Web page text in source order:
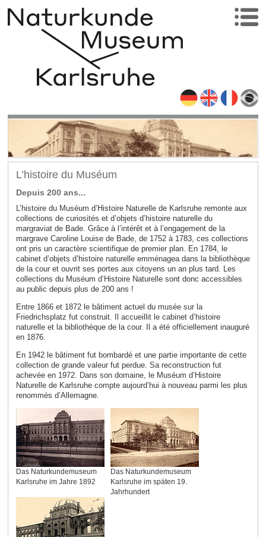
L’histoire du Muséum
Depuis 200 ans...
L’histoire du Muséum d’Histoire Naturelle de Karlsruhe remonte aux
collections de curiosités et d’objets d’histoire naturelle du
margraviat de Bade. Grâce à l’intérêt et à l’engagement de la
margrave Caroline Louise de Bade, de 1752 à 1783, ces collections
ont pris un caractère scientifique de premier plan. En 1784, le
cabinet d’objets d’histoire naturelle emménagea dans la bibliothèque
de la cour et ouvrit ses portes aux citoyens un an plus tard. Les
collections du Muséum d’Histoire Naturelle sont donc accessibles
au public depuis plus de 200 ans !
Entre 1866 et 1872 le bâtiment actuel du musée sur la
Friedrichsplatz fut construit. Il accueillit le cabinet d’histoire
naturelle et la bibliothèque de la cour. Il a été officiellement inauguré
en 1876.
En 1942 le bâtiment fut bombardé et une partie importante de cette
collection de grande valeur fut perdue. Sa reconstruction fut
achevée en 1972. Dans son domaine, le Muséum d’Histoire
Naturelle de Karlsruhe compte aujourd’hui à nouveau parmi les plus
renommés d’Allemagne.
Das Naturkundemuseum
Karlsruhe im Jahre 1892
Das Naturkundemuseum
Karlsruhe im späten 19.
Jahrhundert